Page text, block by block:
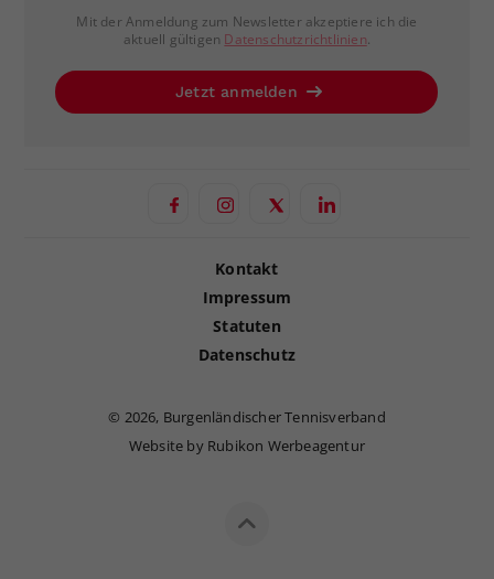
Mit der Anmeldung zum Newsletter akzeptiere ich die
aktuell gültigen Datenschutzrichtlinien.
Jetzt anmelden
Kontakt
Impressum
Statuten
Datenschutz
© 2026, Burgenländischer Tennisverband
Website by Rubikon Werbeagentur